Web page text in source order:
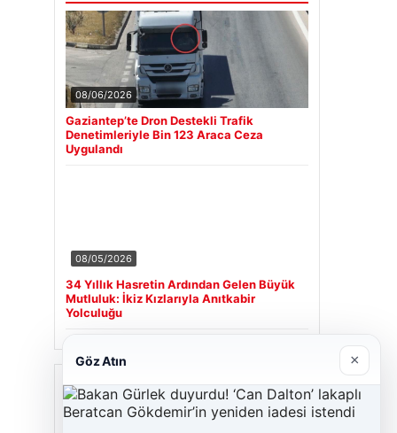
08/06/2026
Gaziantep’te Dron Destekli Trafik
Denetimleriyle Bin 123 Araca Ceza
Uygulandı
08/05/2026
34 Yıllık Hasretin Ardından Gelen Büyük
Mutluluk: İkiz Kızlarıyla Anıtkabir
Yolculuğu
Son Eklenen Firmalar
Göz Atın ×